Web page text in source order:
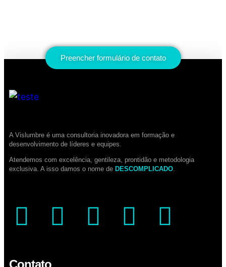
Preencher formulário de contato
A Vislumbre é uma consultoria inovadora em formação e
desenvolvimento de líderes e equipes.
Atendemos com excelência, gentileza, prontidão e metodologia
exclusiva. A isso damos o nome de DESCOMPLICADO.
Contato